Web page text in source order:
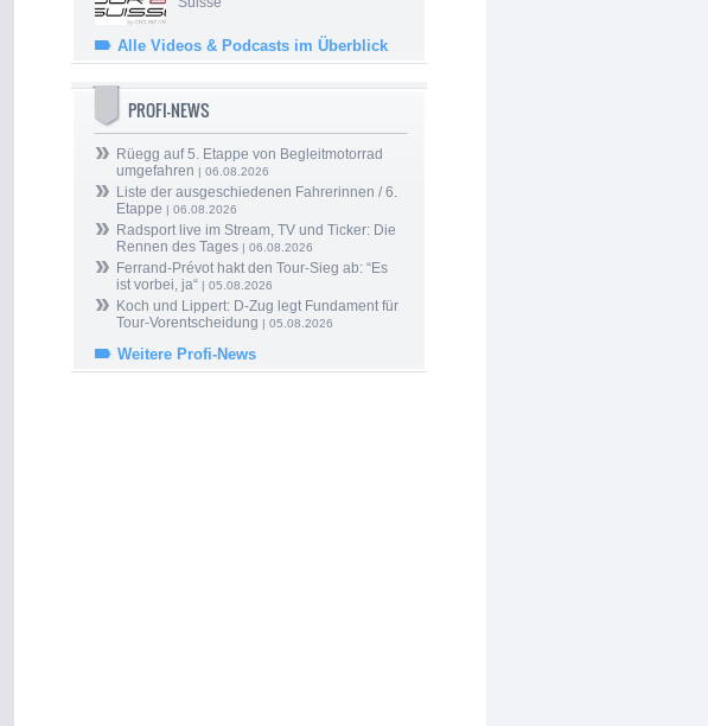
Alle Videos & Podcasts im Überblick
PROFI-NEWS
Rüegg auf 5. Etappe von Begleitmotorrad
umgefahren | 06.08.2026
Liste der ausgeschiedenen Fahrerinnen / 6.
Etappe | 06.08.2026
Radsport live im Stream, TV und Ticker: Die
Rennen des Tages | 06.08.2026
Ferrand-Prévot hakt den Tour-Sieg ab: “Es
ist vorbei, ja“ | 05.08.2026
Koch und Lippert: D-Zug legt Fundament für
Tour-Vorentscheidung | 05.08.2026
Weitere Profi-News